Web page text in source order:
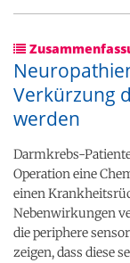
Verkürzung
werden
Darmkrebs-
Operation eine
einen
Nebenwirkungen
die periphere
zeigen, dass diese